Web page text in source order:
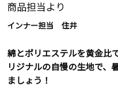
す。丈も長めなのがよい。タ
らないのが良い。ここ数年で
まい、レースやタグ、少しき
出会い、最近は赤くなること
ッシュは涼しくて、サラッと
ったです。
商品担当より
インナー担当 住井
綿とポリエステルを黄金比
リジナルの自慢の生地で、
ましょう！